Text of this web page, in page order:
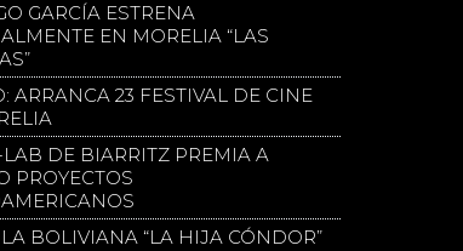
GARCÍA ESTRENA
EN MORELIA “LAS
ARRANCA 23 FESTIVAL DE CINE
DE BIARRITZ PREMIA A
PROYECTOS
BOLIVIANA “LA HIJA CÓNDOR”